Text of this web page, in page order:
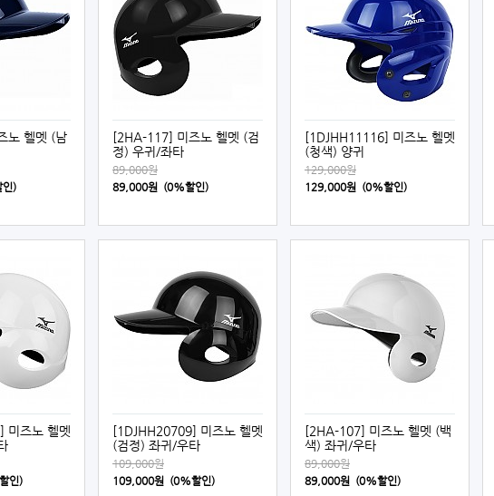
노 헬멧 (남
)
[2HA-117] 미즈노 헬멧 (검
정) 우귀/좌타
89,000원
89,000원 (0%할인)
[1DJHH11116] 미즈노 헬멧
(청색) 양귀
129,000원
129,000원 (0%할인)
미즈노 헬멧
인)
[1DJHH20709] 미즈노 헬멧
(검정) 좌귀/우타
109,000원
109,000원 (0%할인)
[2HA-107] 미즈노 헬멧 (백
색) 좌귀/우타
89,000원
89,000원 (0%할인)